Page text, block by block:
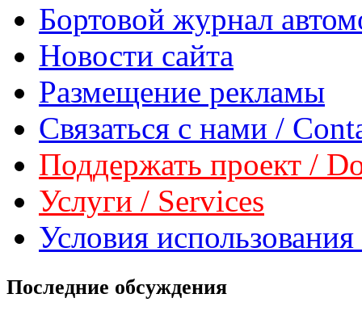
Бортовой журнал
Новости сайта
Размещение рекламы
Связаться с нами /
Поддержать проект /
Услуги / Services
Условия
Последние обсуждения